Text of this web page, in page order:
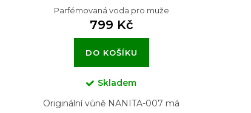
Parfémovaná voda pro muže
799 Kč
DO KOŠÍKU
Skladem
Originální vůně NANITA-007 má